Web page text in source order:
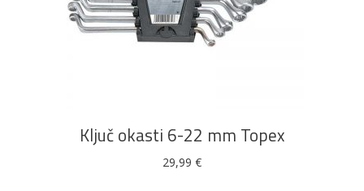
DODAJ U KOŠARICU
Ključ okasti 6-22 mm Topex
29,99 €